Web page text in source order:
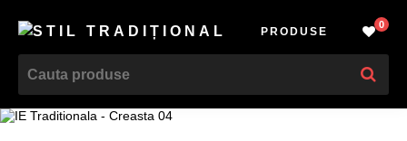
PRODUSE
0